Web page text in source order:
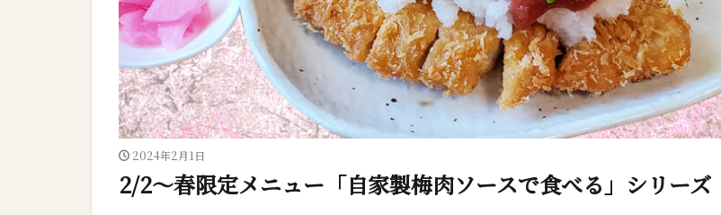
2024年2月1日
2/2～春限定メニュー「自家製梅肉ソースで食べる」シリーズ